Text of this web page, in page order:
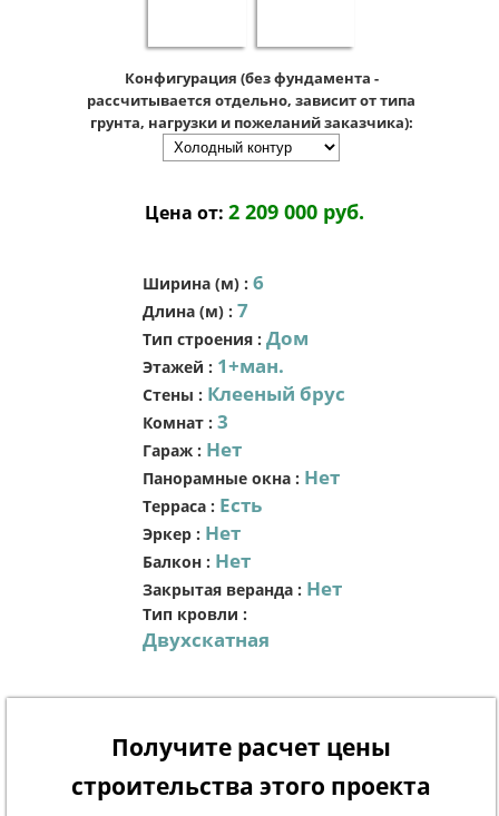
Конфигурация (без фундамента -
рассчитывается отдельно, зависит от типа
грунта, нагрузки и пожеланий заказчика):
Цена от: 2 209 000 руб.
Ширина (м) : 6
Длина (м) : 7
Тип строения : Дом
Этажей : 1+ман.
Стены : Клееный брус
Комнат : 3
Гараж : Нет
Панорамные окна : Нет
Терраса : Есть
Эркер : Нет
Балкон : Нет
Закрытая веранда : Нет
Тип кровли :
Двухскатная
Получите расчет цены
строительства этого проекта